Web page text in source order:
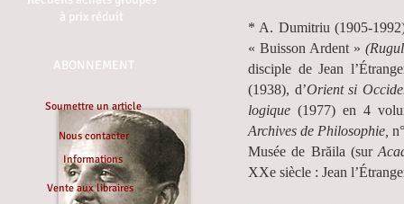
* A. Dumitriu (1905-
« Buisson Ardent »
disciple de Jean
(1938), d’Orient si
logique (1977) en 4
Archives de Philosophie,
Musée de Brăila (sur
XXe siècle : Jean
à prix réduit
ABONNEMENT
Soumettre un article
Nous contacter
Informations
Vente aux libraires